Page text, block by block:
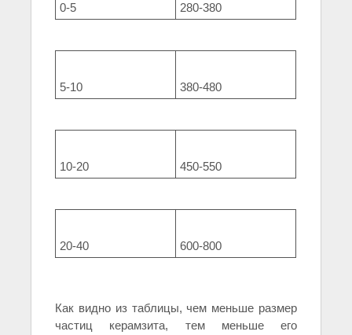
0-5 280-380
5-10 380-480
10-20 450-550
20-40 600-800
Как видно из таблицы, чем меньше размер
частиц керамзита, тем меньше его